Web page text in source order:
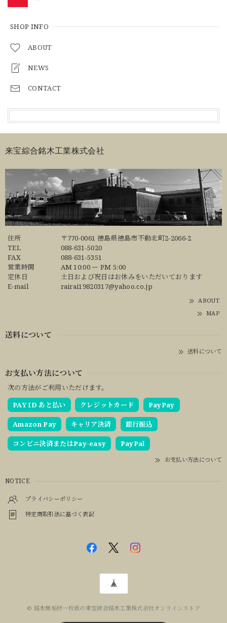
SHOP INFO
ABOUT
NEWS
CONTACT
来宝綜合銘木工業株式会社
住所
〒770-0061 徳島県徳島市不動北町2-2066-2
TEL
088-631-5020
FAX
088-631-5351
営業時間
AM 10:00 ー PM 5:00
定休日
土日および祝日はお休みをいただいております
E-mail
rairai19820317@yahoo.co.jp
ABOUT
MAP
送料について
送料について
お支払い方法について
次の方法がご利用いただけます。
PAY ID あと払い
クレジットカード PayPay
Amazon Pay キャリア決済 銀行振込
コンビニ決済またはPay-easy PayPal
お支払い方法について
NOTICE
プライバシーポリシー
特定商取引法に基づく表記
© 銘木無垢材一枚板の来宝綜合銘木工業株式会社オンラインストア